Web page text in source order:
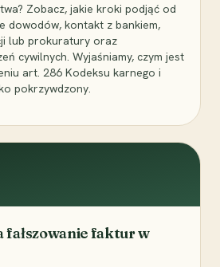
Zobacz, jakie kroki podjąć od
dowodów, kontakt z bankiem,
lub prokuratury oraz
cywilnych. Wyjaśniamy, czym jest
art. 286 Kodeksu karnego i
pokrzywdzony.
fałszowanie faktur w